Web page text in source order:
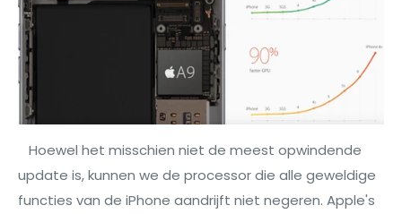
Hoewel het misschien niet de meest opwindende
update is, kunnen we de processor die alle geweldige
functies van de iPhone aandrijft niet negeren. Apple's